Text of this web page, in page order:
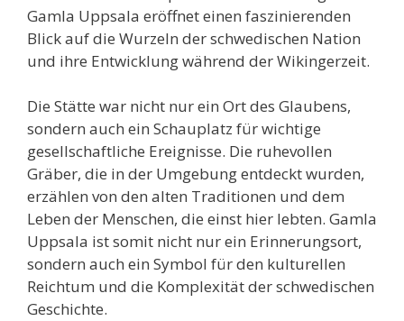
Gamla Uppsala eröffnet einen faszinierenden
Blick auf die Wurzeln der schwedischen Nation
und ihre Entwicklung während der Wikingerzeit.
Die Stätte war nicht nur ein Ort des Glaubens,
sondern auch ein Schauplatz für wichtige
gesellschaftliche Ereignisse. Die ruhevollen
Gräber, die in der Umgebung entdeckt wurden,
erzählen von den alten Traditionen und dem
Leben der Menschen, die einst hier lebten. Gamla
Uppsala ist somit nicht nur ein Erinnerungsort,
sondern auch ein Symbol für den kulturellen
Reichtum und die Komplexität der schwedischen
Geschichte.